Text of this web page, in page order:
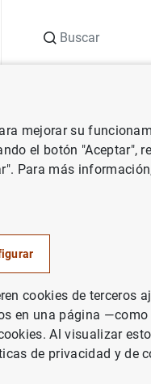
cooperación
Reservas firman un
mejorar su
el botón "Aceptar",
Para más
cookies de terceros
en una página
Al visualizar
de privacidad y de